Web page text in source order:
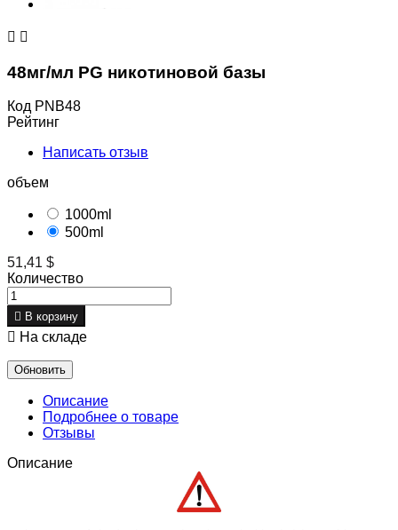
 
48мг/мл PG никотиновой базы
Код PNB48
Рейтинг
Написать отзыв
объем
1000ml
500ml
51,41 $
Количество
 В корзину
 На складе
Описание
Подробнее о товаре
Отзывы
Описание